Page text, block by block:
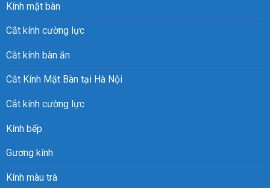
Kính mặt bàn
Cắt kính cường lực
Cắt kính bàn ăn
Cắt Kính Mặt Bàn tại Hà Nội
Cắt kính cường lực
Kính bếp
Gương kính
Kính màu trà